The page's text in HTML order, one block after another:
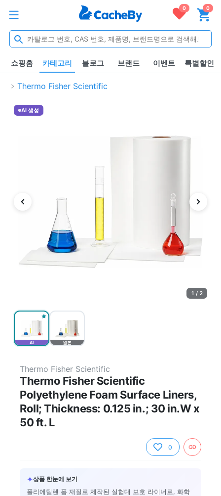
0 0
쇼핑홈 카테고리 블로그 브랜드 이벤트 특별할인
Thermo Fisher Scientific
AI 원본
AI 생성
1 / 2
Thermo Fisher Scientific
Thermo Fisher Scientific
Polyethylene Foam Surface Liners,
Roll; Thickness: 0.125 in.; 30 in.W x
50 ft. L
0
✦상품 한눈에 보기
폴리에틸렌 폼 재질로 제작된 실험대 보호 라이너로, 화학